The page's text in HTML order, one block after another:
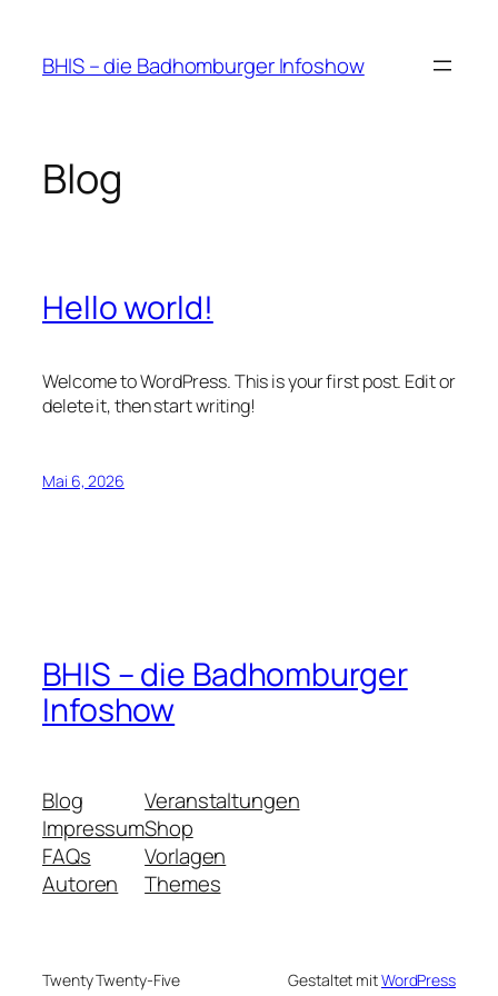
springen
BHIS – die Badhomburger Infoshow
Blog
Hello world!
Welcome to WordPress. This is your first post. Edit or
delete it, then start writing!
Mai 6, 2026
BHIS – die Badhomburger
Infoshow
Blog
Impressum
FAQs
Autoren
Veranstaltungen
Shop
Vorlagen
Themes
Twenty Twenty-Five Gestaltet mitWordPress